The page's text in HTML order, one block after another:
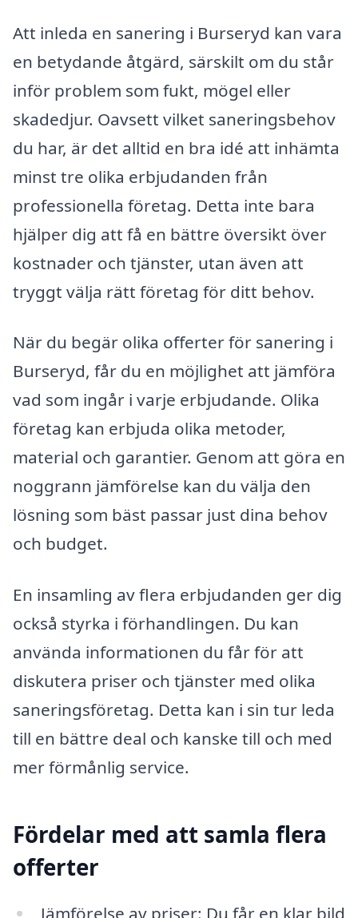
Att inleda en sanering i Burseryd kan vara
en betydande åtgärd, särskilt om du står
inför problem som fukt, mögel eller
skadedjur. Oavsett vilket saneringsbehov
du har, är det alltid en bra idé att inhämta
minst tre olika erbjudanden från
professionella företag. Detta inte bara
hjälper dig att få en bättre översikt över
kostnader och tjänster, utan även att
tryggt välja rätt företag för ditt behov.
När du begär olika offerter för sanering i
Burseryd, får du en möjlighet att jämföra
vad som ingår i varje erbjudande. Olika
företag kan erbjuda olika metoder,
material och garantier. Genom att göra en
noggrann jämförelse kan du välja den
lösning som bäst passar just dina behov
och budget.
En insamling av flera erbjudanden ger dig
också styrka i förhandlingen. Du kan
använda informationen du får för att
diskutera priser och tjänster med olika
saneringsföretag. Detta kan i sin tur leda
till en bättre deal och kanske till och med
mer förmånlig service.
Fördelar med att samla flera
offerter
Jämförelse av priser: Du får en klar bild